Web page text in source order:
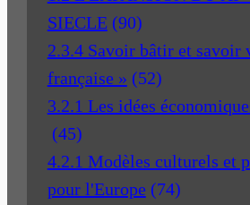
SIECLE (90)
2.3.4 Savoir bâtir et savoir
française » (52)
3.2.1 Les idées
(45)
4.2.1 Modèles culturels et
pour l'Europe (74)